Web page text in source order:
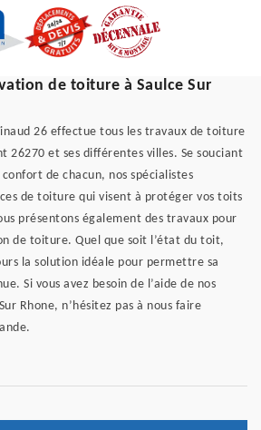
de toiture à Saulce Sur
26 effectue tous les travaux de toiture
26270 et ses différentes villes. Se souciant
de chacun, nos spécialistes
de toiture qui visent à protéger vos toits
présentons également des travaux pour
de toiture. Quel que soit l’état du toit,
la solution idéale pour permettre sa
Si vous avez besoin de l’aide de nos
Rhone, n’hésitez pas à nous faire